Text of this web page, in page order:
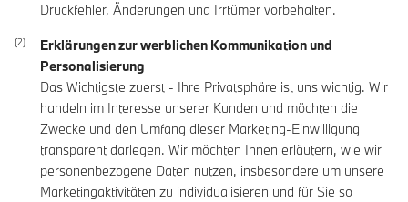
Druckfehler, Änderungen und Irrtümer vorbehalten.
Erklärungen zur werblichen Kommunikation und
Personalisierung
Das Wichtigste zuerst - Ihre Privatsphäre ist uns wichtig. Wir
handeln im Interesse unserer Kunden und möchten die
Zwecke und den Umfang dieser Marketing-Einwilligung
transparent darlegen. Wir möchten Ihnen erläutern, wie wir
personenbezogene Daten nutzen, insbesondere um unsere
Marketingaktivitäten zu individualisieren und für Sie so